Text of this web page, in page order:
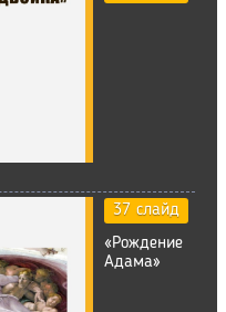
37 слайд
«Рождение
Адама»